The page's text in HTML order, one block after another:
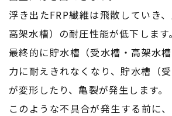
浮き出たFRP繊維は飛散していき
高架水槽）の耐圧性能が低下します。
最終的に貯水槽（受水槽・高架水
力に耐えきれなくなり、貯水槽（受
が変形したり、亀裂が発生します。
このような不具合が発生する前に